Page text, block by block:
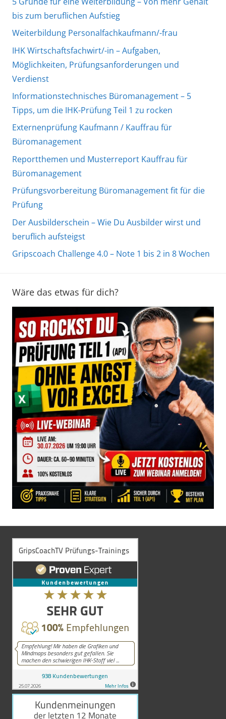
a
g
e
m
e
t
bis zum beruflichen Aufstieg
Weiterbildung Personalfachkaufmann/-frau
IHK Wirtschaftsfachwirt/-in – Aufgaben,
Möglichkeiten, Prüfungsanforderungen und
Verdienst
Informationstechnisches Büromanagement – 5
Tipps, um die IHK-Prüfung Teil 1 zu rocken
Externenprüfung Kaufmann / Kauffrau für
Büromanagement
Reportthemen und Musterreport Kauffrau für
Büromanagement
Prüfungsvorbereitung Büromanagement fit für die
Prüfung
Der Ausbilderschein – Wie Du Ausbilder wirst und
beruflich aufsteigst
Gripscoach Challenge 4.0 – Note 1 bis 2 in 8 Wochen
Wäre das etwas für dich?